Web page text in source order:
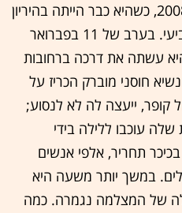
לוגן ובורקט נישאו בנובמבר 2008, כשהיא כבר הייתה בהיריון
עם ילדם הראשון בחודש השביעי. בערב של 11 בפברואר
היא עשתה את דרכה ברחובות
חוסני מוברק הכריז על
קופר, ייעצה לה לא לנסוע;
שלה עוכבו ללילה בידי
תחריר, אלפי אנשים
במשך יותר משעה היא
של המצלמה נגמרה. כמה